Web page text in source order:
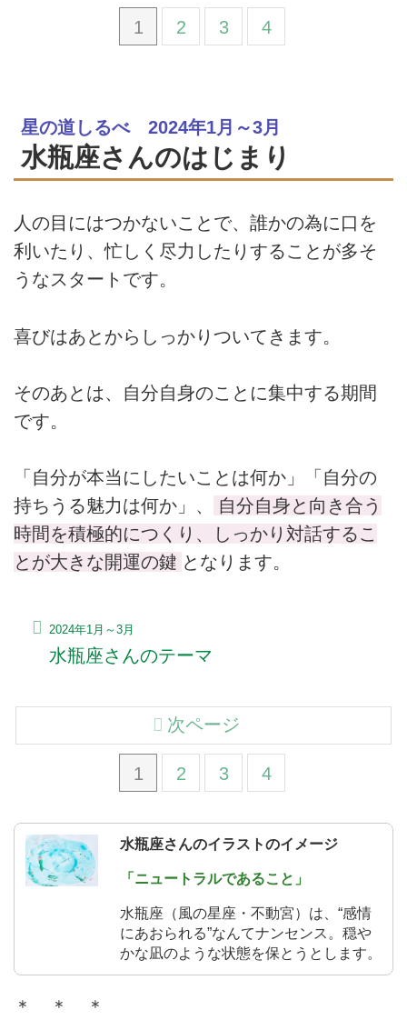
1 2 3 4
星の道しるべ 2024年1月～3月
水瓶座さんのはじまり
人の目にはつかないことで、誰かの為に口を
利いたり、忙しく尽力したりすることが多そ
うなスタートです。
喜びはあとからしっかりついてきます。
そのあとは、自分自身のことに集中する期間
です。
「自分が本当にしたいことは何か」「自分の
持ちうる魅力は何か」、
自分自身と向き合う
時間を積極的につくり、しっかり対話するこ
とが大きな開運の鍵 となります。
2024年1月～3月
水瓶座さんのテーマ
1 2 3 4
次ページ
水瓶座さんのイラストのイメージ
「ニュートラルであること」
水瓶座（風の星座・不動宮）は、“感情
にあおられる”なんてナンセンス。穏や
かな凪のような状態を保とうとします。
＊ ＊ ＊